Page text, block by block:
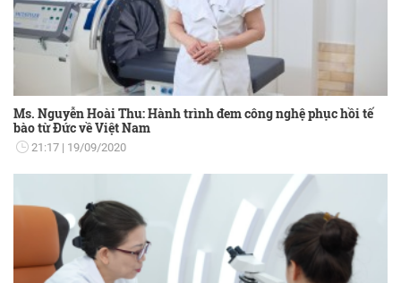
Ms. Nguyễn Hoài Thu: Hành trình đem công nghệ phục hồi tế
bào từ Đức về Việt Nam
21:17 19/09/2020